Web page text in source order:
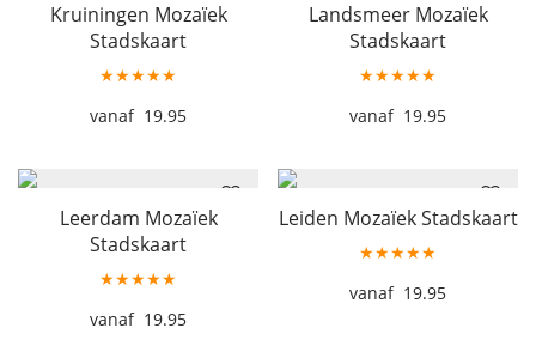
Kruiningen Mozaïek
Stadskaart
★★★★★
19.95
Landsmeer Mozaïek
Stadskaart
★★★★★
19.95
Leerdam Mozaïek
Stadskaart
★★★★★
19.95
Leiden Mozaïek Stadskaart
★★★★★
19.95